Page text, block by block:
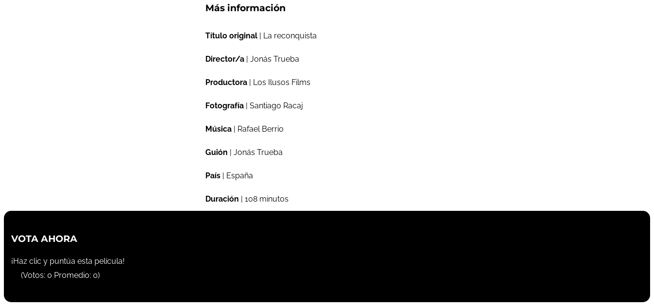
Más información
Título original | La reconquista
Director/a | Jonás Trueba
Productora | Los Ilusos Films
Fotografía | Santiago Racaj
Música | Rafael Berrio
Guión | Jonás Trueba
País | España
Duración | 108 minutos
VOTA AHORA
¡Haz clic y puntúa esta película!
(Votos: 0 Promedio: 0)